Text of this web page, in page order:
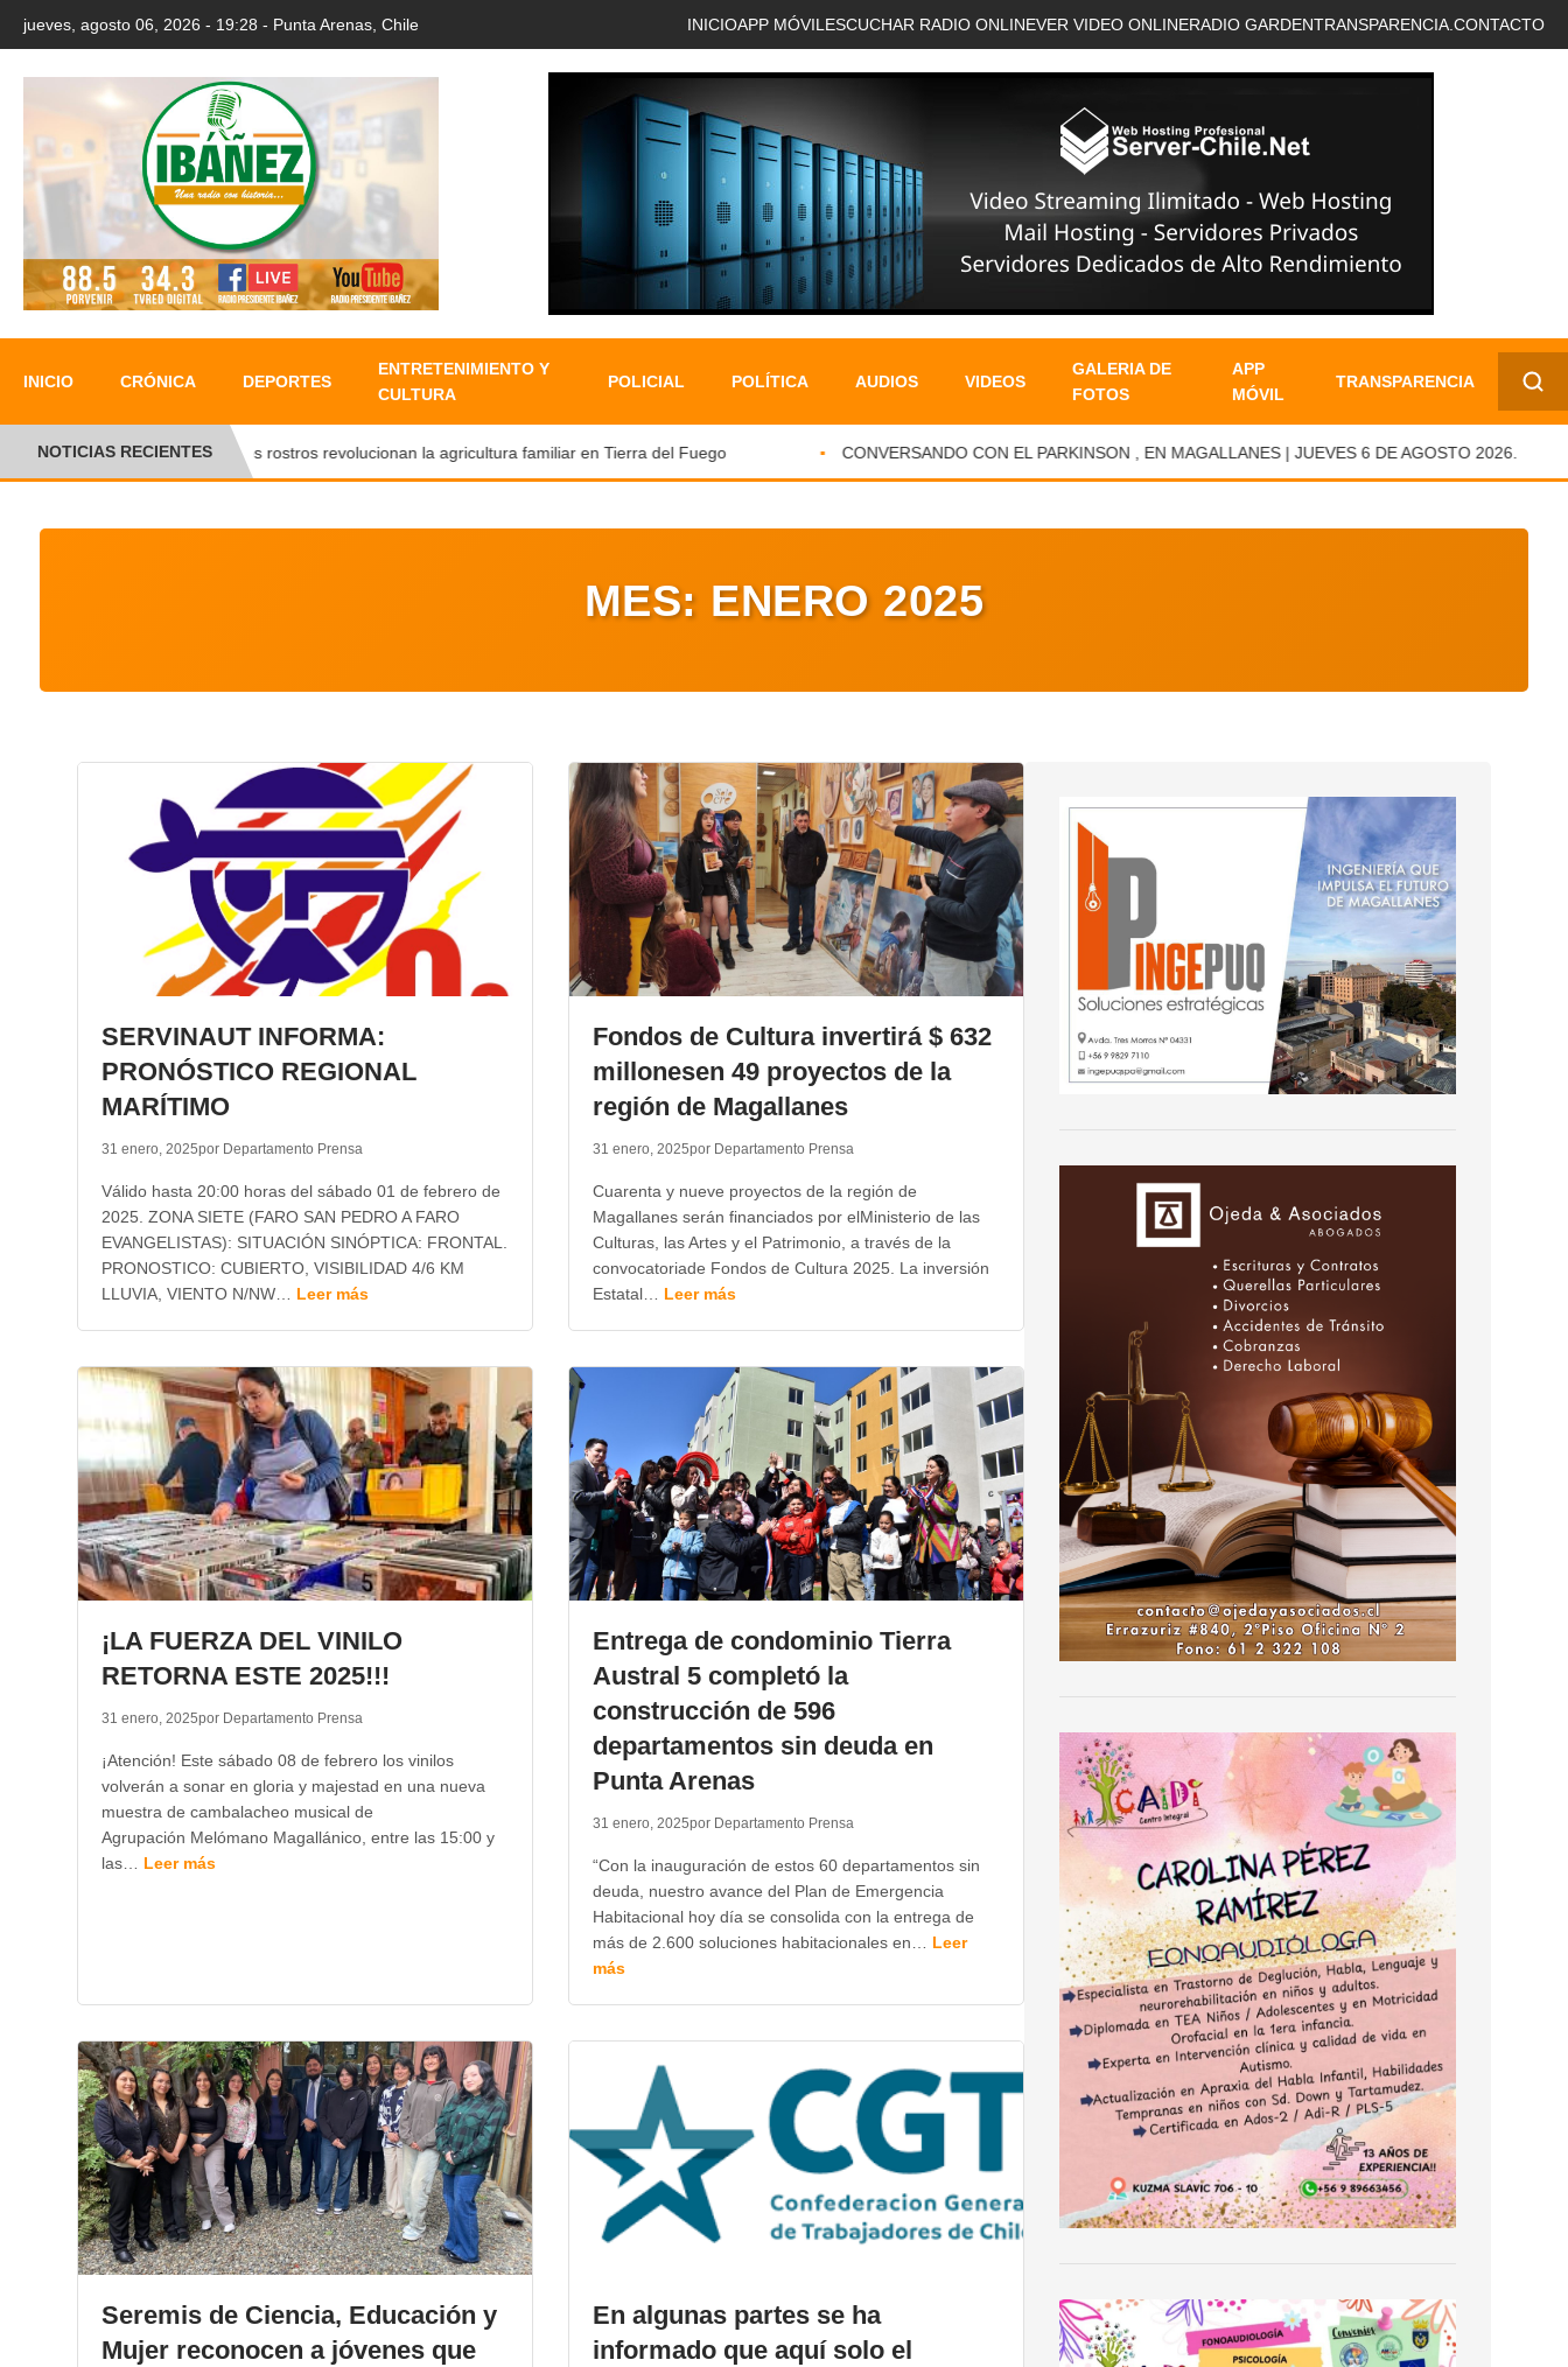
jueves, agosto 06, 2026 - 19:28 - Punta Arenas, Chile INICIOAPP MÓVIL ESCUCHAR RADIO ONLINEVER VIDEO ONLINERADIO GARDENTRANSPARENCIA. CONTACTO
INICIO CRÓNICA DEPORTES
ENTRETENIMIENTO Y
CULTURA
POLICIAL POLÍTICA AUDIOS VIDEOS
GALERIA DE
FOTOS
APP
MÓVIL
TRANSPARENCIA
✕
NOTICIAS RECIENTESNuevos rostros revolucionan la agricultura familiar en Tierra del Fuego CONVERSANDO CON EL PARKINSON , EN MAGALLANES | JUEVES 6 DE AGOSTO 2026.
MES: ENERO 2025
SERVINAUT INFORMA:
PRONÓSTICO REGIONAL
MARÍTIMO
31 enero, 2025por Departamento Prensa
Válido hasta 20:00 horas del sábado 01 de febrero de
2025. ZONA SIETE (FARO SAN PEDRO A FARO
EVANGELISTAS): SITUACIÓN SINÓPTICA: FRONTAL.
PRONOSTICO: CUBIERTO, VISIBILIDAD 4/6 KM
LLUVIA, VIENTO N/NW… Leer más
Fondos de Cultura invertirá $ 632
millonesen 49 proyectos de la
región de Magallanes
31 enero, 2025por Departamento Prensa
Cuarenta y nueve proyectos de la región de
Magallanes serán financiados por elMinisterio de las
Culturas, las Artes y el Patrimonio, a través de la
convocatoriade Fondos de Cultura 2025. La inversión
Estatal… Leer más
¡LA FUERZA DEL VINILO
RETORNA ESTE 2025!!!
31 enero, 2025por Departamento Prensa
¡Atención! Este sábado 08 de febrero los vinilos
volverán a sonar en gloria y majestad en una nueva
muestra de cambalacheo musical de
Agrupación Melómano Magallánico, entre las 15:00 y
las… Leer más
Entrega de condominio Tierra
Austral 5 completó la
construcción de 596
departamentos sin deuda en
Punta Arenas
31 enero, 2025por Departamento Prensa
“Con la inauguración de estos 60 departamentos sin
deuda, nuestro avance del Plan de Emergencia
Habitacional hoy día se consolida con la entrega de
más de 2.600 soluciones habitacionales en… Leer
más
Seremis de Ciencia, Educación y
Mujer reconocen a jóvenes que
En algunas partes se ha
informado que aquí solo el